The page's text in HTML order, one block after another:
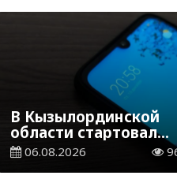
В Кызылординской
области стартовал
конкурс
семейных ценностях
Конституции
06.08.2026